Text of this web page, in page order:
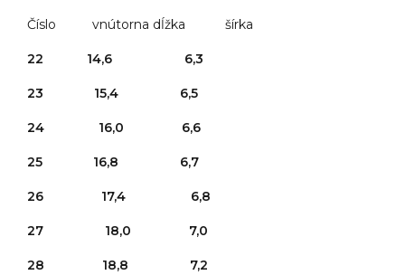
Číslo vnútorna dĺžka šírka
22 14,6 6,3
23 15,4 6,5
24 16,0 6,6
25 16,8 6,7
26 17,4 6,8
27 18,0 7,0
28 18,8 7,2